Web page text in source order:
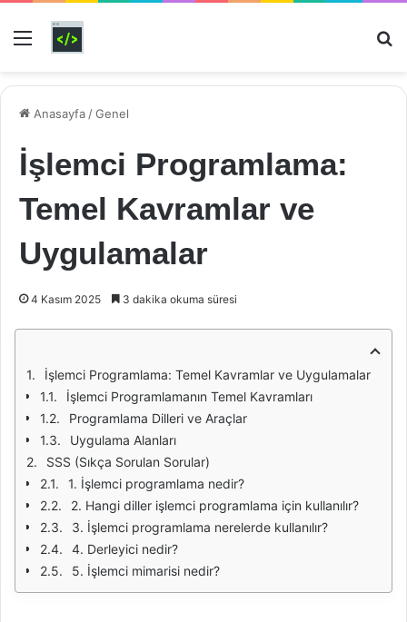
Menü
Anasayfa /Genel
İşlemci Programlama:
Temel Kavramlar ve
Uygulamalar
4 Kasım 2025 3 dakika okuma süresi
İşlemci Programlama: Temel Kavramlar ve Uygulamalar
İşlemci Programlamanın Temel Kavramları
Programlama Dilleri ve Araçlar
Uygulama Alanları
SSS (Sıkça Sorulan Sorular)
1. İşlemci programlama nedir?
2. Hangi diller işlemci programlama için kullanılır?
3. İşlemci programlama nerelerde kullanılır?
4. Derleyici nedir?
5. İşlemci mimarisi nedir?